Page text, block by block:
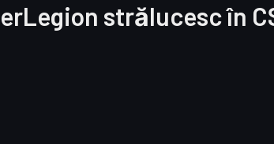
strălucesc în